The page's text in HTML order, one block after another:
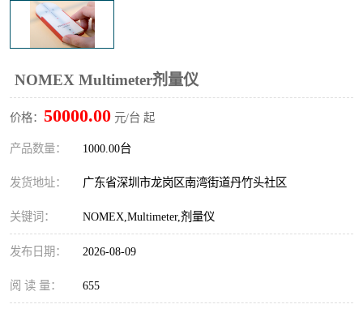
NOMEX Multimeter剂量仪
价格： 50000.00 元/台 起
产品数量： 1000.00台
发货地址： 广东省深圳市龙岗区南湾街道丹竹头社区
关键词： NOMEX,Multimeter,剂量仪
发布日期： 2026-08-09
阅 读 量： 655